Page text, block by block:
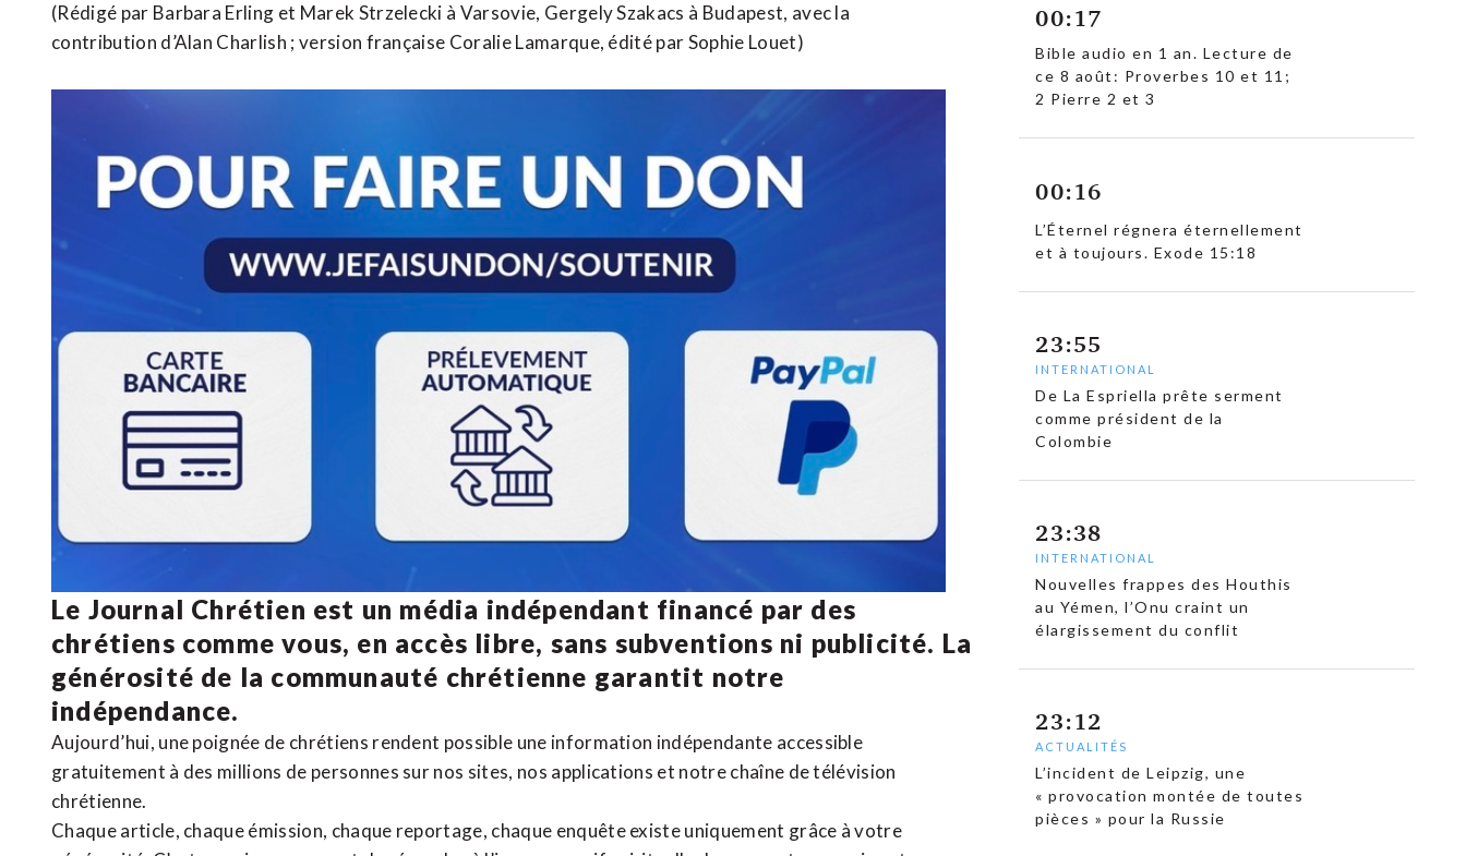
(Rédigé par Barbara Erling et ​Marek Strzelecki à Varsovie, Gergely Szakacs à Budapest, avec la
contribution d’Alan Charlish ; ​version française Coralie Lamarque, édité par Sophie Louet)
Le Journal Chrétien est un média indépendant financé par des
chrétiens comme vous, en accès libre, sans subventions ni publicité. La
générosité de la communauté chrétienne garantit notre
indépendance.
Aujourd’hui, une poignée de chrétiens rendent possible une information indépendante accessible
gratuitement à des millions de personnes sur nos sites, nos applications et notrechaîne de télévision
chrétienne.
Chaque article, chaque émission, chaque reportage, chaque enquête existe uniquement grâce à votre
00:17
Bible audio en 1 an. Lecture de
ce 8 août: Proverbes 10 et 11;
2 Pierre 2 et 3
00:16
L’Éternel régnera éternellement
et à toujours. Exode 15:18
23:55
INTERNATIONAL
De La Espriella prête serment
comme président de la
Colombie
23:38
INTERNATIONAL
Nouvelles frappes des Houthis
au Yémen, l’Onu craint un
élargissement du conflit
23:12
ACTUALITÉS
L’incident de Leipzig, une
« provocation montée de toutes
pièces » pour la Russie